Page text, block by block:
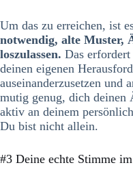
Um das zu erreichen, ist
notwendig, alte Muster,
loszulassen. Das
deinen eigenen
auseinanderzusetzen und
mutig genug, dich deinen
aktiv an deinem
Du bist nicht allein.
#3 Deine echte Stimme